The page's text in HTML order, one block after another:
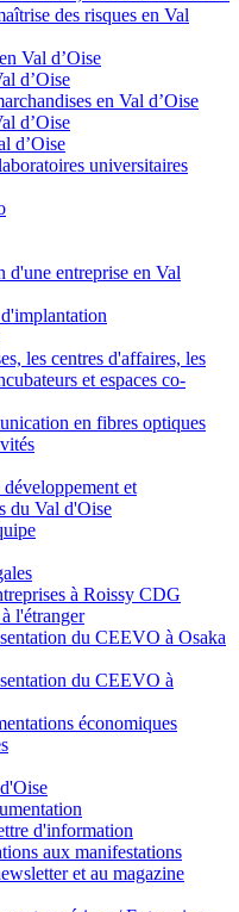
des risques en Val
Val d’Oise
d’Oise
en Val d’Oise
d’Oise
d’Oise
universitaires
entreprise en Val
les centres d'affaires, les
et espaces co-
en fibres optiques
et
du Val d'Oise
à Roissy CDG
l'étranger
du CEEVO à Osaka
du CEEVO à
économiques
d'information
aux manifestations
et au magazine